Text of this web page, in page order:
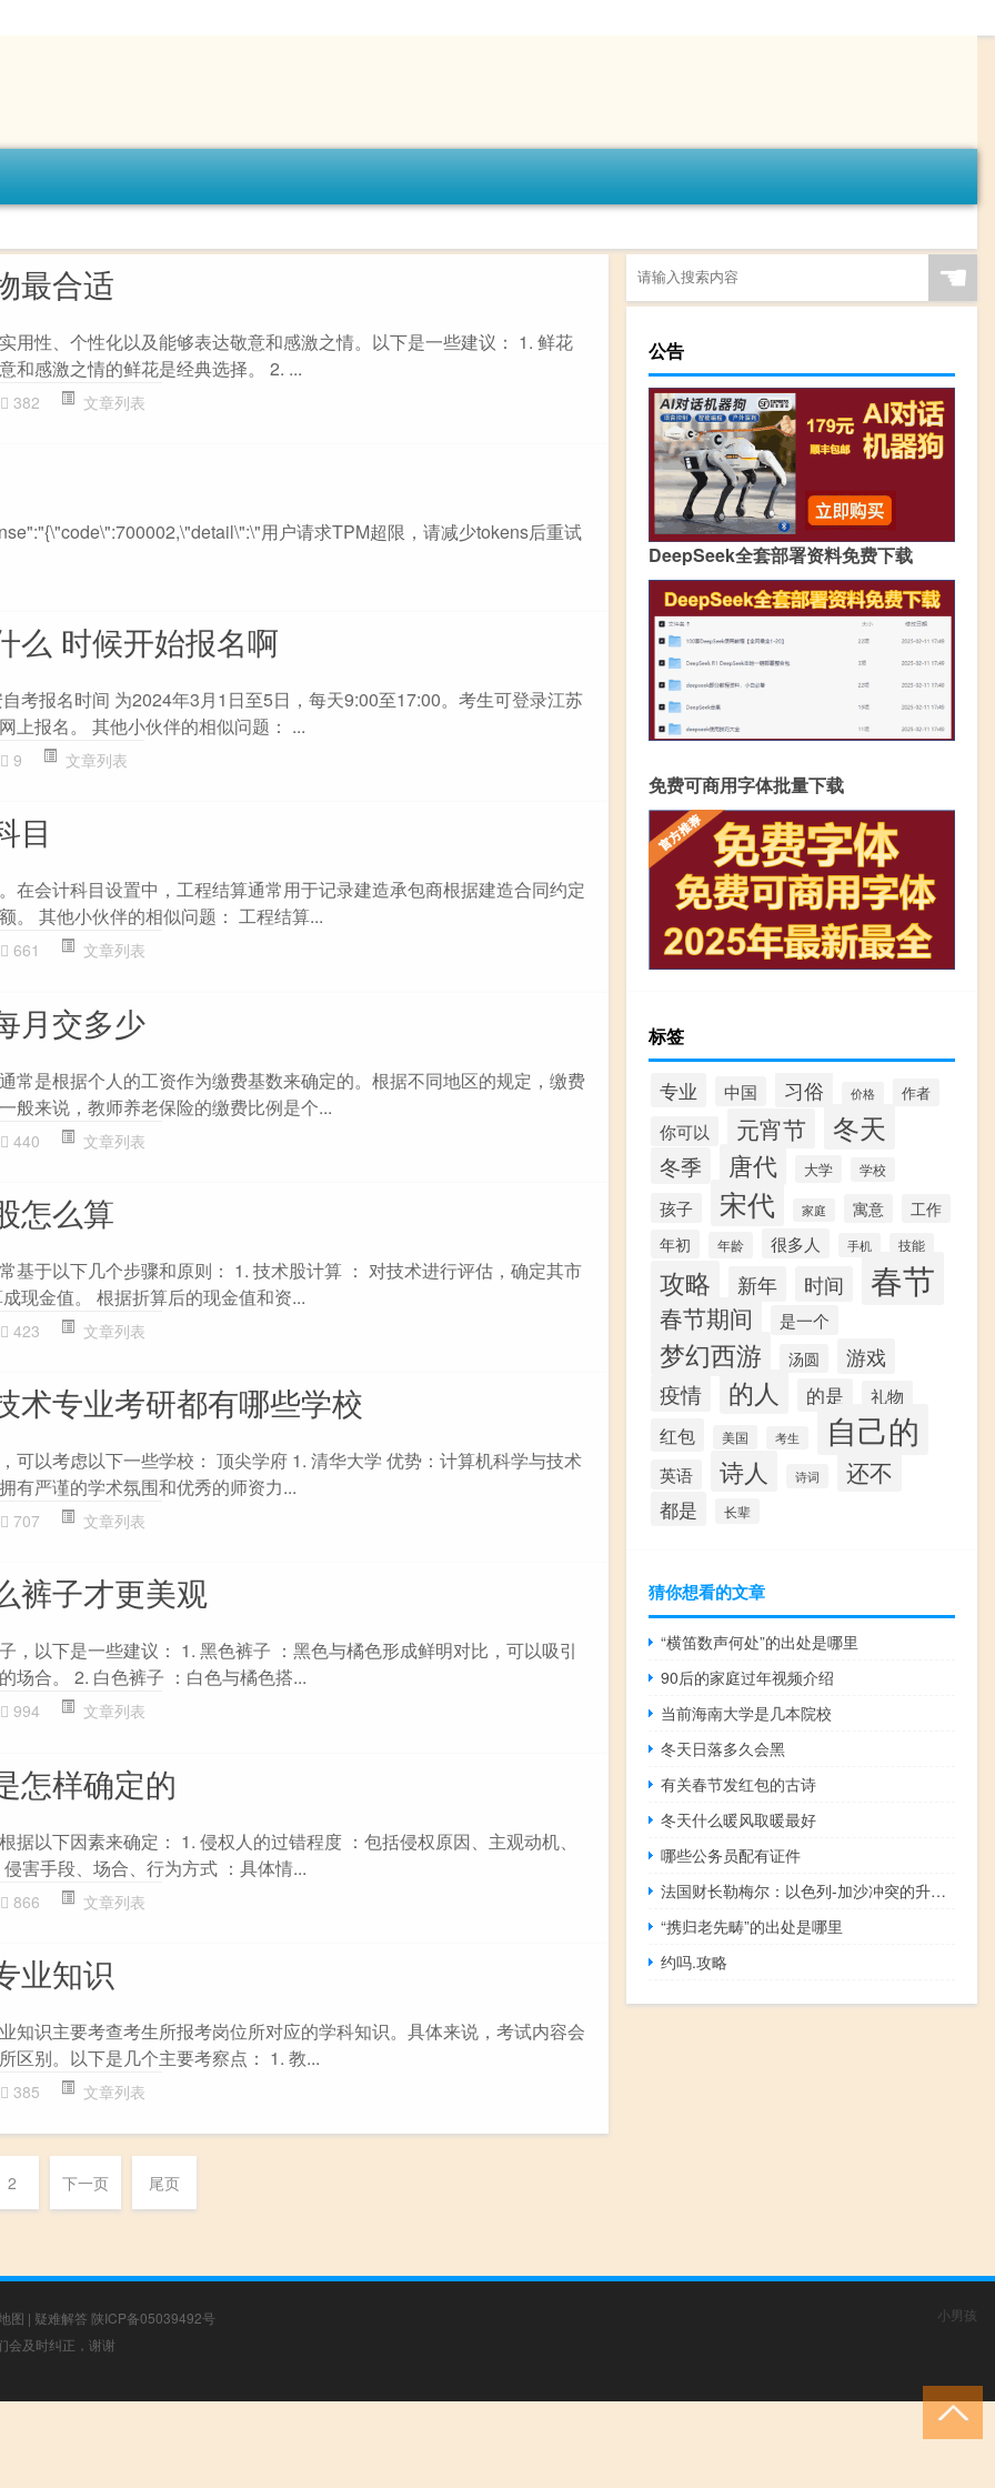
最合适
用性、个性化以及能够表达敬意和感激之情。以下是一些建议： 1. 鲜花
和感激之情的鲜花是经典选择。 2. ...
382 文章列表
用户请求TPM超限，请减少tokens后重试
么 时候开始报名啊
考报名时间 为2024年3月1日至5日，每天9:00至17:00。考生可登录江苏
上报名。 其他小伙伴的相似问题： ...
9 文章列表
目
在会计科目设置中，工程结算通常用于记录建造承包商根据建造合同约定
。 其他小伙伴的相似问题： 工程结算...
661 文章列表
月交多少
常是根据个人的工资作为缴费基数来确定的。根据不同地区的规定，缴费
般来说，教师养老保险的缴费比例是个...
440 文章列表
怎么算
基于以下几个步骤和原则： 1. 技术股计算 ： 对技术进行评估，确定其市
现金值。 根据折算后的现金值和资...
423 文章列表
术专业考研都有哪些学校
可以考虑以下一些学校： 顶尖学府 1. 清华大学 优势：计算机科学与技术
有严谨的学术氛围和优秀的师资力...
707 文章列表
裤子才更美观
，以下是一些建议： 1. 黑色裤子 ：黑色与橘色形成鲜明对比，可以吸引
场合。 2. 白色裤子 ：白色与橘色搭...
994 文章列表
怎样确定的
据以下因素来确定： 1. 侵权人的过错程度 ：包括侵权原因、主观动机、
害手段、场合、行为方式 ：具体情...
866 文章列表
业知识
知识主要考查考生所报考岗位所对应的学科知识。具体来说，考试内容会
区别。以下是几个主要考察点： 1. 教...
385 文章列表
2 下一页 尾页
☚
公告
DeepSeek全套部署资料免费下载
免费可商用字体批量下载
标签
专业 中国 习俗 价格 作者
你可以 元宵节 冬天
冬季 唐代 大学 学校
孩子 宋代 家庭 寓意
工作
年初
年龄 很多人 手机 技能
攻略 新年 时间 春节
春节期间 是一个
梦幻西游 汤圆 游戏
疫情 的人 的是 礼物
红包 美国 考生 自己的
英语 诗人 诗词 还不
都是 长辈
猜你想看的文章
“横笛数声何处”的出处是哪里
90后的家庭过年视频介绍
当前海南大学是几本院校
冬天日落多久会黑
有关春节发红包的古诗
冬天什么暖风取暖最好
哪些公务员配有证件
法国财长勒梅尔：以色列-加沙冲突的升级将对全球经济增长产生重大影响
“携归老先畴”的出处是哪里
约吗.攻略
图 | 疑难解答 陕ICP备05039492号
会及时纠正，谢谢
小男孩